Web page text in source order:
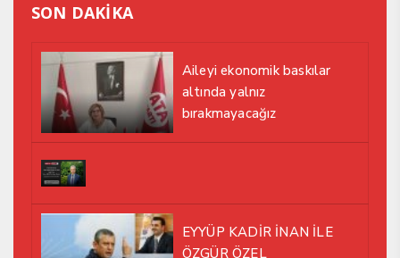
SON DAKİKA
Aileyi ekonomik baskılar
altında yalnız
bırakmayacağız
EYYÜP KADİR İNAN İLE
ÖZGÜR ÖZEL